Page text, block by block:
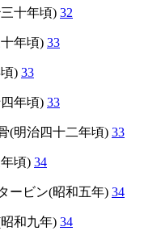
十年頃) 32
年頃) 33
) 33
年頃) 33
(明治四十二年頃) 33
頃) 34
ービン(昭和五年) 34
和九年) 34